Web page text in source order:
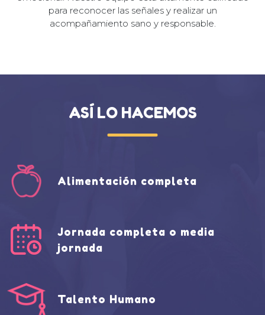
para reconocer las señales y realizar un
acompañamiento sano y responsable.
ASÍ LO HACEMOS
Alimentación completa
Jornada completa o media
jornada
Talento Humano